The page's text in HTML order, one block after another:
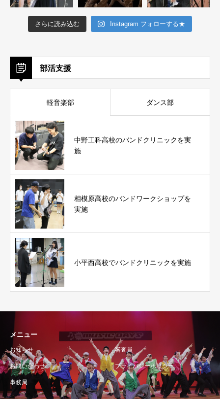
さらに読み込む Instagram フォローする★
部活支援
軽音楽部 ダンス部
中野工科高校のバンドクリニックを実
施
相模原高校のバンドワークショップを
実施
小平西高校でバンドクリニックを実施
メニュー
お知らせ 審査員
お問い合わせ プライバシーポリシー
事務局